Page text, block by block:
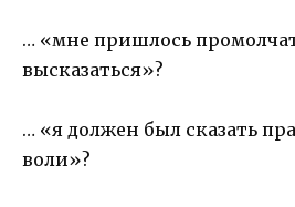
… «мне пришлось
высказаться»?
… «я должен был сказать
воли»?